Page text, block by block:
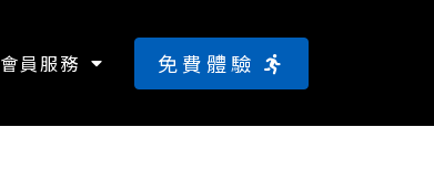
會員服務 免費體驗